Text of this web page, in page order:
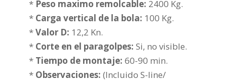
desde
761,33€
836,84€
* Peso maximo remolcable: 2400 Kg.
* Carga vertical de la bola: 100 Kg.
*Valor D: 12,2 Kn.
* Corte en el paragolpes: Si, no visible.
* Tiempo de montaje: 60-90 min.
* Observaciones: (Incluido S-line/